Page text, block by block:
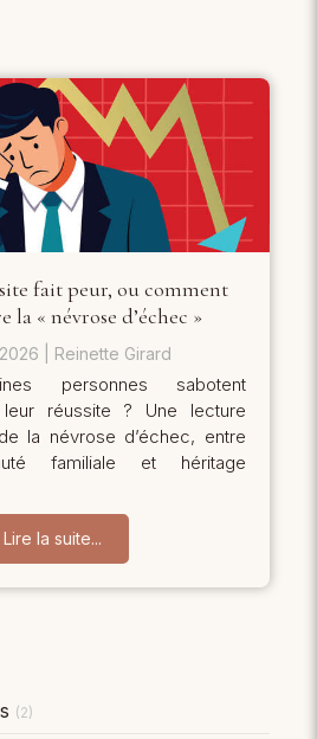
fait peur, ou comment
la « névrose d’échec »
Reinette Girard
personnes sabotent
leur réussite ? Une lecture
la névrose d’échec, entre
familiale et héritage
Lire la suite...
(2)